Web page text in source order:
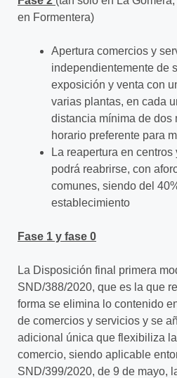
en Formentera)
Apertura comercios y
independientemente de
exposición y venta con
varias plantas, en cada
distancia mínima de dos
horario preferente para
La reapertura en
podrá reabrirse, con
comunes, siendo del
establecimiento
Fase 1 y fase 0
La Disposición final primera
SND/388/2020, que es la que
forma se elimina lo contenido
de comercios y servicios y se
adicional única que flexibiliza
comercio, siendo aplicable
SND/399/2020, de 9 de mayo,